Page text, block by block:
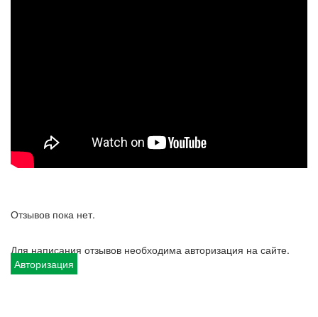
Отзывов пока нет.
Для написания отзывов необходима авторизация на сайте.
Авторизация